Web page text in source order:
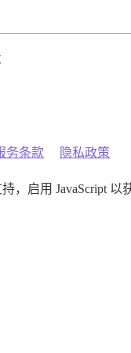
务条款 隐私政策
，启用 JavaScript 以